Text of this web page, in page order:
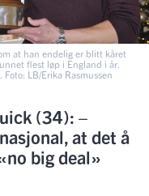
at han endelig er blitt kåret
flest løp i England i år.
LB/Erika Rasmussen
(34): –
at det å
big deal»